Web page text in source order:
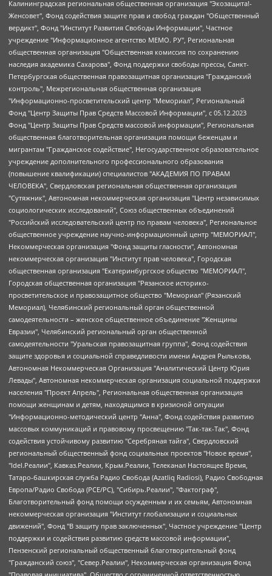
Калининградская региональная общественная организация "Экозащита!-Женсовет", Фонд содействия защите прав и свобод граждан "Общественный вердикт", Фонд "Институт Развития Свободы Информации", Частное учреждение "Информационное агентство МЕМО. РУ", Региональная общественная организация "Общественная комиссия по сохранению наследия академика Сахарова", Фонд поддержки свободы прессы, Санкт-Петербургская общественная правозащитная организация "Гражданский контроль", Межрегиональная общественная организация "Информационно-просветительский центр "Мемориал", Региональный Фонд "Центр Защиты Прав Средств Массовой Информации", с 05.12.2023 Фонд "Центр Защиты Прав Средств массовой информации", Региональная общественная благотворительная организация помощи беженцам и мигрантам "Гражданское содействие", Негосударственное образовательное учреждение дополнительного профессионального образования (повышение квалификации) специалистов "АКАДЕМИЯ ПО ПРАВАМ ЧЕЛОВЕКА", Свердловская региональная общественная организация "Сутяжник", Автономная некоммерческая организация "Центр независимых социологических исследований", Союз общественных объединений "Российский исследовательский центр по правам человека", Региональное общественное учреждение научно-информационный центр "МЕМОРИАЛ", Некоммерческая организация "Фонд защиты гласности", Автономная некоммерческая организация "Институт прав человека", Городская общественная организация "Екатеринбургское общество "МЕМОРИАЛ", Городская общественная организация "Рязанское историко-просветительское и правозащитное общество "Мемориал" (Рязанский Мемориал), Челябинский региональный орган общественной самодеятельности – женское общественное объединение "Женщины Евразии", Челябинский региональный орган общественной самодеятельности "Уральская правозащитная группа", Фонд содействия защите здоровья и социальной справедливости имени Андрея Рылькова, Автономная Некоммерческая Организация "Аналитический Центр Юрия Левады", Автономная некоммерческая организация социальной поддержки населения "Проект Апрель", Региональная общественная организация помощи женщинам и детям, находящимся в кризисной ситуации "Информационно-методический центр "Анна", Фонд содействия развитию массовых коммуникаций и правовому просвещению "Так-так-Так", Фонд содействия устойчивому развитию "Серебряная тайга", Свердловский региональный общественный фонд социальных проектов "Новое время", "Idel.Реалии", Кавказ.Реалии, Крым.Реалии, Телеканал Настоящее Время, Татаро-башкирская служба Радио Свобода (Azatliq Radiosi), Радио Свободная Европа/Радио Свобода (PCE/PC), "Сибирь.Реалии", "Фактограф", Благотворительный фонд помощи осужденным и их семьям, Автономная некоммерческая организация "Институт глобализации и социальных движений", Фонд "В защиту прав заключенных", Частное учреждение "Центр поддержки и содействия развитию средств массовой информации", Пензенский региональный общественный благотворительный фонд "Гражданский союз", "Север.Реалии", Некоммерческая организация Фонд "Правовая инициатива", Общество с ограниченной ответственностью "Радио Свободная Европа/Радио Свобода", Чешское информационное агентство "MEDIUM-ORIENT", Красноярская региональная общественная организация "Мы против СПИДа", Камалягин Денис Николаевич, Маркелов Сергей Евгеньевич, Пономарев Лев Александрович, Савицкая Людмила Алексеевна, Автономная некоммерческая организация "Центр по работе с проблемой насилия "НАСИЛИЮ.НЕТ", Межрегиональный профессиональный союз работников здравоохранения "Альянс врачей", Юридическое лицо, зарегистрированное в Латвийской Республике, SIA "Medusa Project" (регистрационный номер 40103797863, дата регистрации 10.06.2014), Некоммерческая организация "Фонд по борьбе с коррупцией", Автономная некоммерческая организация "Институт права и публичной политики", Баданин Роман Сергеевич, Гликин Максим Александрович, Железнова Мария Михайловна, Лукьянова Юлия Сергеевна, Маетная Елизавета Витальевна, Маняхин Петр Борисович, Чуракова Ольга Владимировна, Ярош Юлия Петровна, Юридическое лицо "The Insider SIA", зарегистрированное в Риге, Латвийская Республика (дата регистрации 26.06.2015), являющееся администратором доменного имени интернет-издания "The Insider SIA", https://theins.ru, Постернак Алексей Евгеньевич, Рубин Михаил Аркадьевич, Анин Роман Александрович, Юридическое лицо Istories fonds, зарегистрированное в Латвийской Республике (регистрационный номер 50008295751, дата регистрации 24.02.2020), Великовский Дмитрий Александрович, Долинина Ирина Николаевна, Мароховская Алеся Алексеевна, Шлейнов Роман Юрьевич, Шмагун Олеся Валентиновна, Общество с ограниченной ответственностью "Альтаир 2021", Общество с ограниченной ответственностью "Вега 2021", Общество с ограниченной ответственностью "Главный редактор 2021", Общество с ограниченной ответственностью "Ромашки монолит", Важенков Артем Валерьевич, Ивановская областная общественная организация "Центр гендерных исследований", Гурман Юрий Альбертович, Медиапроект "ОВД-Инфо", Егоров Владимир Владимирович, Жилинский Владимир Александрович, Общество с ограниченной ответственностью "ЗП", Иванова София Юрьевна, Карезина Инна Павловна, Кильтау Екатерина Викторовна, Петров Алексей Викторович, Пискунов Сергей Евгеньевич, Смирнов Сергей Сергеевич, Тихонов Михаил Сергеевич, Общество с ограниченной ответственностью "ЖУРНАЛИСТ-ИНОСТРАННЫЙ АГЕНТ", Арапова Галина Юрьевна, Вольтская Татьяна Анатольевна, Американская компания "Mason G.E.S. Anonymous Foundation" (США), являющаяся владельцем интернет-издания https://mnews.world/, Компания "Stichting Bellingcat", зарегистрированная в Нидерландах (дата регистрации 11.07.2018), Захаров Андрей Вячеславович, Клепиковская Екатерина Дмитриевна, Общество с ограниченной ответственностью "МЕМО", Перл Роман Александрович, Симонов Евгений Алексеевич, Соловьева Елена Анатольевна, Сотников Даниил Владимирович, Сурначева Елизавета Дмитриевна, Автономная некоммерческая организация по защите прав человека и информированию населения "Якутия – Наше Мнение", Общество с ограниченной ответственностью "Москоу диджитал медиа", с 26.01.2023 Общество с ограниченной ответственностью "Чайка Белые сады", Ветошкина Валерия Валерьевна, Заговора Максим Александрович, Межрегиональное общественное движение "Российская ЛГБТ - сеть", Оленичев Максим Владимирович, Павлов Иван Юрьевич, Скворцова Елена Сергеевна, Общество с ограниченной ответственностью "Как бы инагент", Кочетков Игорь Викторович, Общество с ограниченной ответственностью "Честные выборы", Еланчик Олег Александрович, Общество с ограниченной ответственностью "Нобелевский призыв", Гималова Регина Эмилевна, Григорьев Андрей Валерьевич, Григорьева Алина Александровна, Ассоциация по содействию защите прав призывников, альтернативнослужащих и военнослужащих "Правозащитная группа "Гражданин.Армия.Право", Хисамова Регина Фаритовна, Автономная некоммерческая организация по реализации социально-правовых программ "Лилит", Дальневосточное общественное движение "Маяк", Санкт-Петербургская ЛГБТ-инициативная группа "Выход", Инициативная группа ЛГБТ+ "Реверс", Алексеев Андрей Викторович, Бекбулатова Таисия Львовна, Беляев Иван Михайлович, Владыкина Елена Сергеевна, Гельман Марат Александрович, Никульшина Вероника Юрьевна, Толоконникова Надежда Андреевна, Шендерович Виктор Анатольевич, Общество с ограниченной ответственностью "Данное сообщение", Общество с ограниченной ответственностью Издательский дом "Новая глава", Айнбиндер Александра Александровна, Московский комьюнити-центр для ЛГБТ+инициатив, Благотворительный фонд развития филантропии, Deutsche Welle (Германия, Kurt-Schumacher-Strasse 3, 53113 Bonn), Борзунова Мария Михайловна, Воробьев Виктор Викторович, Голубева Анна Львовна, Константинова Алла Михайловна, Малкова Ирина Владимировна, Мурадов Мурад Абдулгалимович, Осетинская Елизавета Николаевна, Понасенков Евгений Николаевич, Ганапольский Матвей Юрьевич, Киселев Евгений Алексеевич, Борухович Ирина Григорьевна, Дремин Иван Тимофеевич, Дубровский Дмитрий Викторович, Красноярская региональная общественная организация поддержки и развития альтернативных образовательных технологий и межкультурных коммуникаций "ИНТЕРРА", Маяковская Екатерина Алексеевна, Фейгин Марк Захарович, Филимонов Андрей Викторович, Дзугкоева Регина Николаевна, Доброхотов Роман Александрович, Дудь Юрий Александрович, Елкин Сергей Владимирович, Кругликов Кирилл Игоревич, Сабунаева Мария Леонидовна, Семенов Алексей Владимирович, Шаинян Карен Багратович, Шульман Екатерина Михайловна, Асафьев Артур Валерьевич, Вахштайн Виктор Семенович, Венедиктов Алексей Алексеевич, Лушникова Екатерина Евгеньевна, Волков Леонид Михайлович, Невзоров Александр Глебович, Пархоменко Сергей Борисович, Сироткин Ярослав Николаевич, Кара-Мурза Владимир Владимирович, Баранова Наталья Владимировна, Гозман Леонид Яковлевич, Кагарлицкий Борис Юльевич, Климарев Михаил Валерьевич, Милов Владимир Станиславович, Автономная некоммерческая организация Краснодарский центр современного искусства "Типография", Моргенштерн Алишер Тагирович, Соболь Любовь Эдуардовна, Общество с ограниченной ответственностью "ЛИЗА НОРМ", Каспаров Гарри Кимович, Ходорковский Михаил Борисович, Общество с ограниченной ответственностью "Апрельские тезисы", Данилович Ирина Брониславовна, Кашин Олег Владимирович, Петров Николай Владимирович, Пивоваров Алексей Владимирович, Соколов Михаил Владимирович, Цветкова Юлия Владимировна, Чичваркин Евгений Александрович, Комитет против пыток/Команда против пыток, Общество с ограниченной ответственностью "Первый научный", Общество с ограниченной ответственностью "Вертолет и ко", Белоцерковская Вероника Борисовна, Кац Максим Евгеньевич, Лазарева Татьяна Юрьевна, Шаведдинов Руслан Табризович, Яшин Илья Валерьевич, Общество с ограниченной ответственностью "Иноагент ААВ", Алешковский Дмитрий Петрович, Альбац Евгения Марковна, Быков Дмитрий Львович, Галямина Юлия Евгеньевна, Лойко Сергей Леонидович, Мартынов Кирилл Константинович, Медведев Сергей Александрович, Крашенинников Федор Геннадиевич, Гордеева Катерина Вл